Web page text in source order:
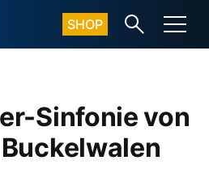
SHOP
Sinfonie von